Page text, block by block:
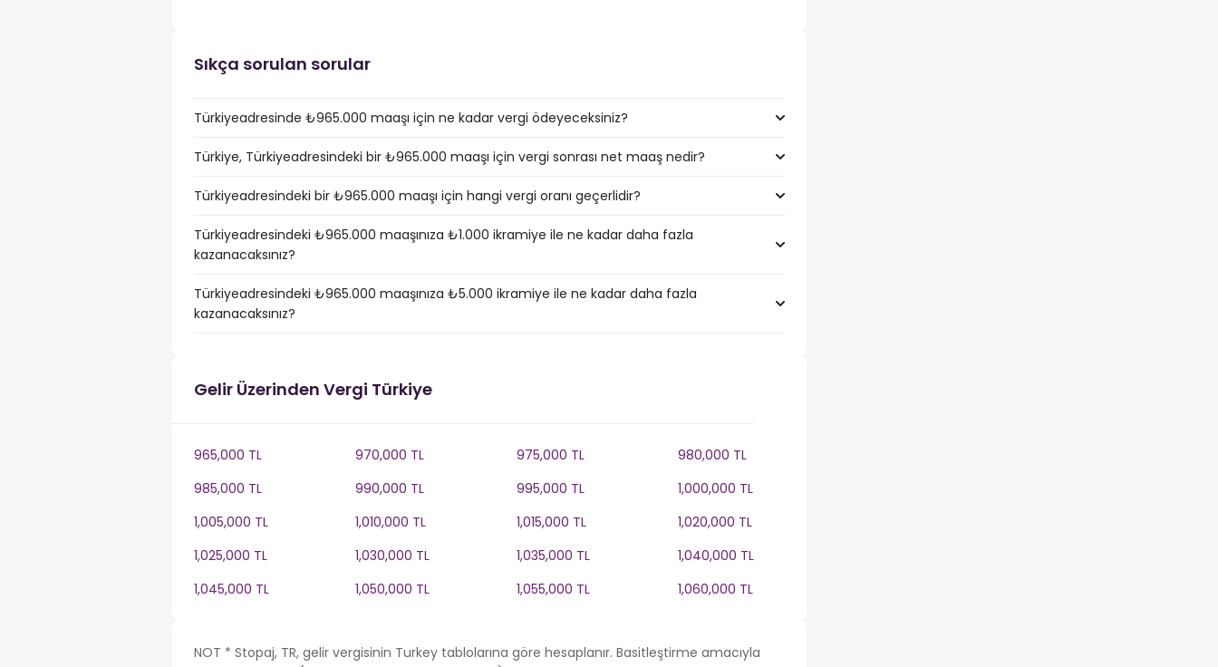
Sıkça sorulan sorular
Türkiyeadresinde ₺965.000 maaşı için ne kadar vergi ödeyeceksiniz?
Türkiye, Türkiyeadresindeki bir ₺965.000 maaşı için vergi sonrası net maaş nedir?
Türkiyeadresindeki bir ₺965.000 maaşı için hangi vergi oranı geçerlidir?
Türkiyeadresindeki ₺965.000 maaşınıza ₺1.000 ikramiye ile ne kadar daha fazla
kazanacaksınız?
Türkiyeadresindeki ₺965.000 maaşınıza ₺5.000 ikramiye ile ne kadar daha fazla
kazanacaksınız?
Gelir Üzerinden Vergi Türkiye
965,000 TL 970,000 TL 975,000 TL
980,000 TL
985,000 TL
990,000 TL 995,000 TL
1,000,000 TL
1,005,000 TL
1,010,000 TL 1,015,000 TL
1,020,000 TL
1,025,000 TL
1,030,000 TL 1,035,000 TL
1,040,000 TL
1,045,000 TL
1,050,000 TL 1,055,000 TL 1,060,000 TL
NOT * Stopaj, TR, gelir vergisinin Turkey tablolarına göre hesaplanır. Basitleştirme amacıyla